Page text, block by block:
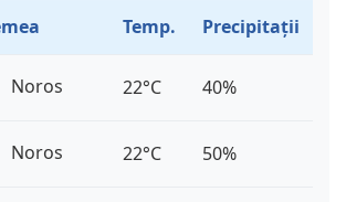
Temp. Precipitații
Noros 22°C 40%
Noros 22°C 50%